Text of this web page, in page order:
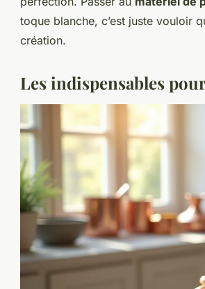
toque blanche, c’est juste vouloir
création.
Les indispensables